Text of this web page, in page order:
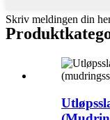
Skriv meldingen din
Produkt